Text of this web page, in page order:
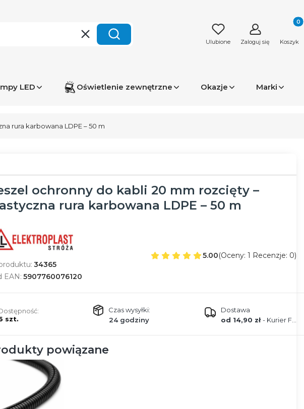
WyczyśćSzukaj Ulubione Zaloguj się Koszyk
LED Oświetlenie zewnętrzne Okazje Marki
rura karbowana LDPE – 50 m
ochronny do kabli 20 mm rozcięty –
rura karbowana LDPE – 50 m
34365
EAN: 5907760076120
5.00(Oceny: 1 Recenzje: 0)
szt.
Czas wysyłki:
24 godziny
Dostawa
od 14,90 zł- Kurier FEDEX
powiązane